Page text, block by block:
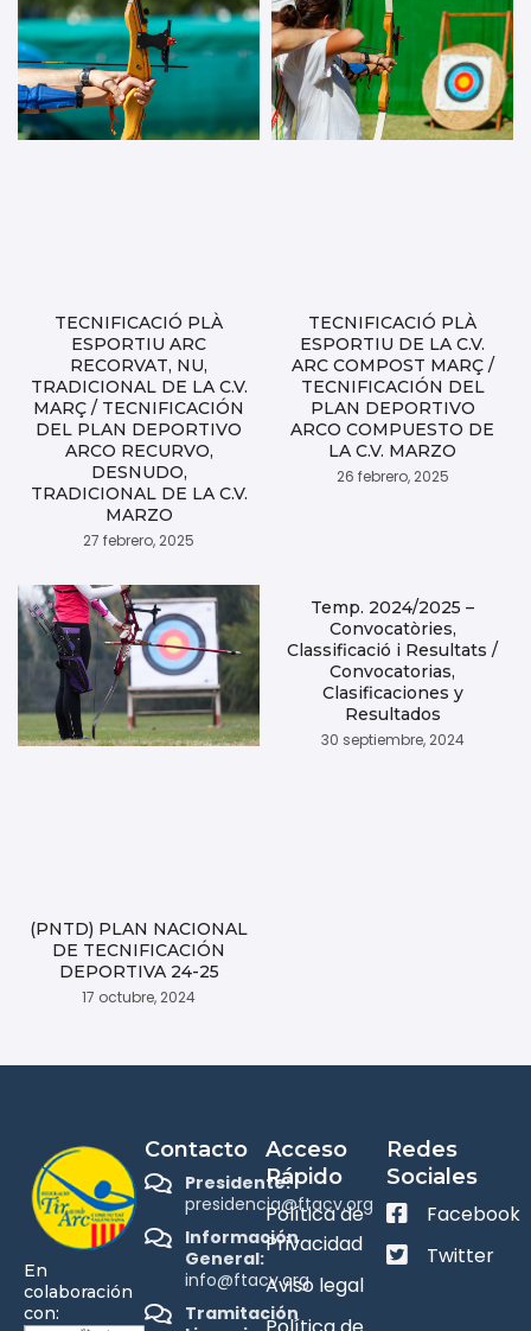
TECNIFICACIÓ PLÀ
ESPORTIU ARC
RECORVAT, NU,
TRADICIONAL DE LA C.V.
MARÇ / TECNIFICACIÓN
DEL PLAN DEPORTIVO
ARCO RECURVO,
DESNUDO,
TRADICIONAL DE LA C.V.
MARZO
27 febrero, 2025
TECNIFICACIÓ PLÀ
ESPORTIU DE LA C.V.
ARC COMPOST MARÇ /
TECNIFICACIÓN DEL
PLAN DEPORTIVO
ARCO COMPUESTO DE
LA C.V. MARZO
26 febrero, 2025
(PNTD) PLAN NACIONAL
DE TECNIFICACIÓN
DEPORTIVA 24-25
17 octubre, 2024
Temp. 2024/2025 –
Convocatòries,
Classificació i Resultats /
Convocatorias,
Clasificaciones y
Resultados
30 septiembre, 2024
En
colaboración
con:
Contacto
Presidente:
presidencia@ftacv.org
Información
General:
info@ftacv.org
Tramitación
Acceso
Rápido
Política de
Privacidad
Aviso legal
Redes
Sociales
Facebook
Twitter